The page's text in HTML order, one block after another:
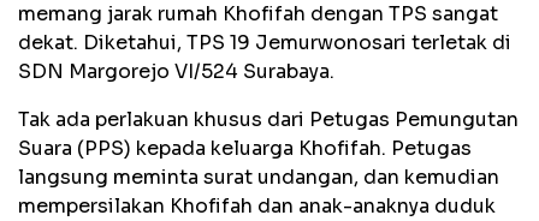
memang jarak rumah Khofifah dengan TPS sangat
dekat. Diketahui, TPS 19 Jemurwonosari terletak di
SDN Margorejo VI/524 Surabaya.
Tak ada perlakuan khusus dari Petugas Pemungutan
Suara (PPS) kepada keluarga Khofifah. Petugas
langsung meminta surat undangan, dan kemudian
mempersilakan Khofifah dan anak-anaknya duduk